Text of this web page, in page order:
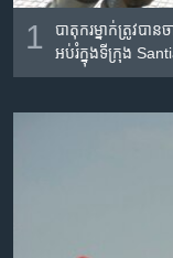
រក
1
បាតុករ​ម្នាក់​ត្រូវ​បាន​
អប់រំ​ក្នុង​ទីក្រុង